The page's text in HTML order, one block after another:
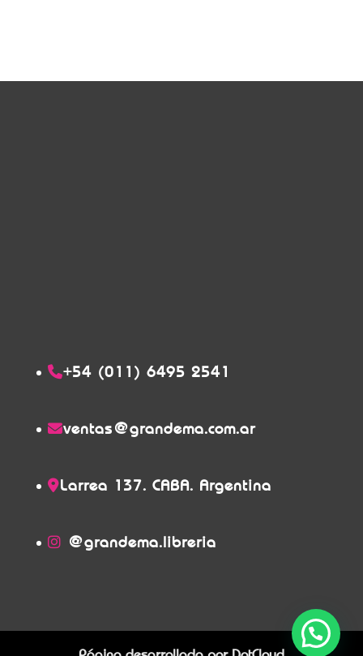
+54 (011) 6495 2541
ventas@grandema.com.ar
Larrea 137. CABA. Argentina
@grandema.libreria